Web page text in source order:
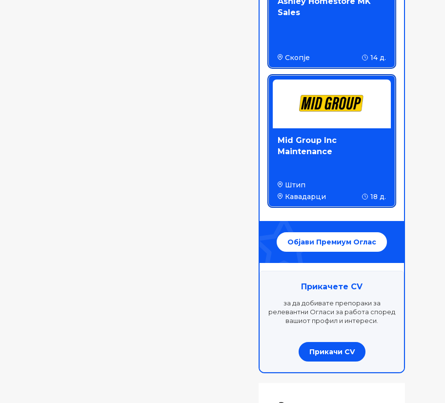
Sales
Скопје 14 д.
Mid Group Inc
Maintenance
Штип
Кавадарци
18 д.
Објави Премиум Оглас
Прикачете CV
за да добивате препораки за
релевантни Огласи за работа според
вашиот профил и интереси.
Прикачи CV